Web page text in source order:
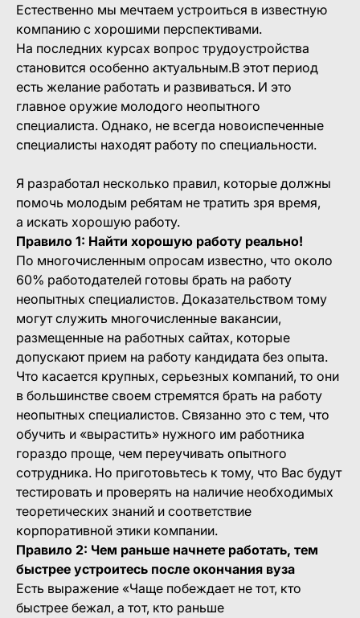
Естественно мы мечтаем устроиться в известную
компанию с хорошими перспективами.
На последних курсах вопрос трудоустройства
становится особенно актуальным.В этот период
есть желание работать и развиваться. И это
главное оружие молодого неопытного
специалиста. Однако, не всегда новоиспеченные
специалисты находят работу по специальности.
Я разработал несколько правил, которые должны
помочь молодым ребятам не тратить зря время,
а искать хорошую работу.
Правило 1: Найти хорошую работу реально!
По многочисленным опросам известно, что около
60% работодателей готовы брать на работу
неопытных специалистов. Доказательством тому
могут служить многочисленные вакансии,
размещенные на работных сайтах, которые
допускают прием на работу кандидата без опыта.
Что касается крупных, серьезных компаний, то они
в большинстве своем стремятся брать на работу
неопытных специалистов. Связанно это с тем, что
обучить и «вырастить» нужного им работника
гораздо проще, чем переучивать опытного
сотрудника. Но приготовьтесь к тому, что Вас будут
тестировать и проверять на наличие необходимых
теоретических знаний и соответствие
корпоративной этики компании.
Правило 2: Чем раньше начнете работать, тем
быстрее устроитесь после окончания вуза
Есть выражение «Чаще побеждает не тот, кто
быстрее бежал, а тот, кто раньше